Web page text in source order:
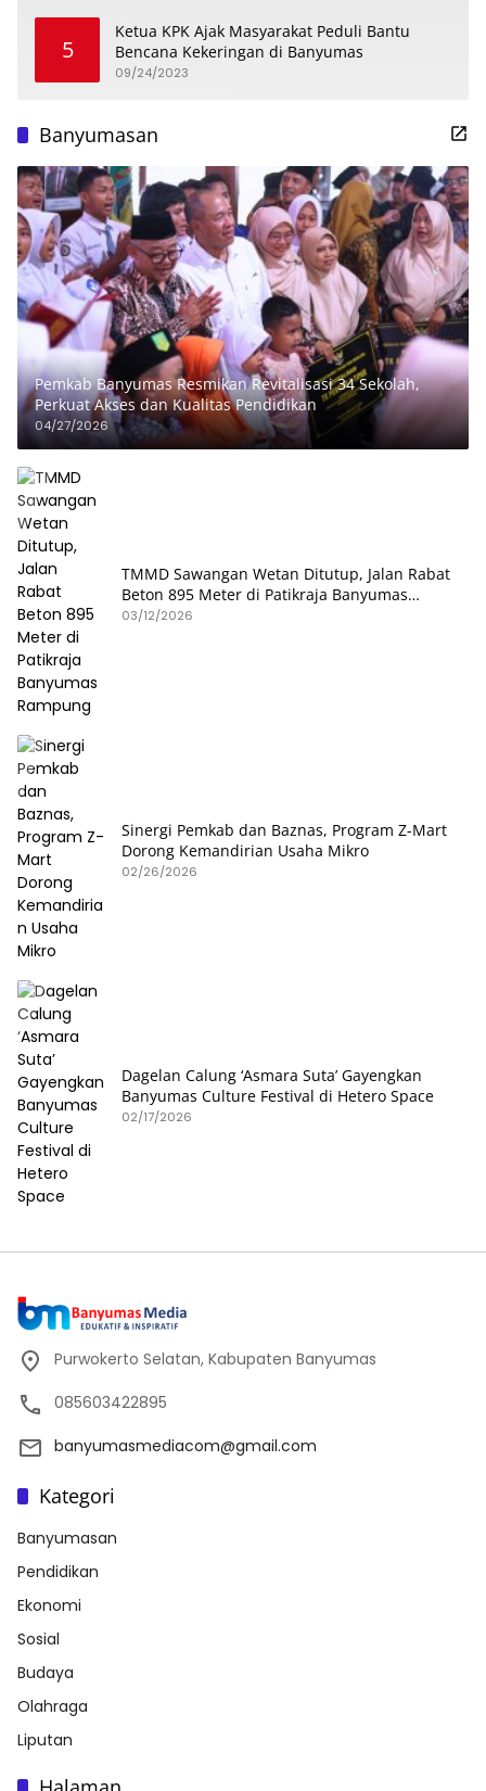
5
Ketua KPK Ajak Masyarakat Peduli Bantu
Bencana Kekeringan di Banyumas
09/24/2023
Banyumasan
Pemkab Banyumas Resmikan Revitalisasi 34 Sekolah,
Perkuat Akses dan Kualitas Pendidikan
04/27/2026
TMMD Sawangan Wetan Ditutup, Jalan Rabat
Beton 895 Meter di Patikraja Banyumas
Rampung
03/12/2026
Sinergi Pemkab dan Baznas, Program Z-Mart
Dorong Kemandirian Usaha Mikro
02/26/2026
Dagelan Calung ‘Asmara Suta’ Gayengkan
Banyumas Culture Festival di Hetero Space
02/17/2026
Purwokerto Selatan, Kabupaten Banyumas
085603422895
banyumasmediacom@gmail.com
Kategori
Banyumasan
Pendidikan
Ekonomi
Sosial
Budaya
Olahraga
Liputan